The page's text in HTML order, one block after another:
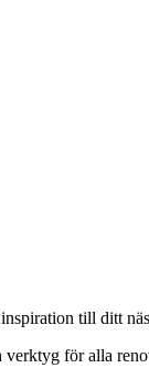
till ditt
verktyg för alla